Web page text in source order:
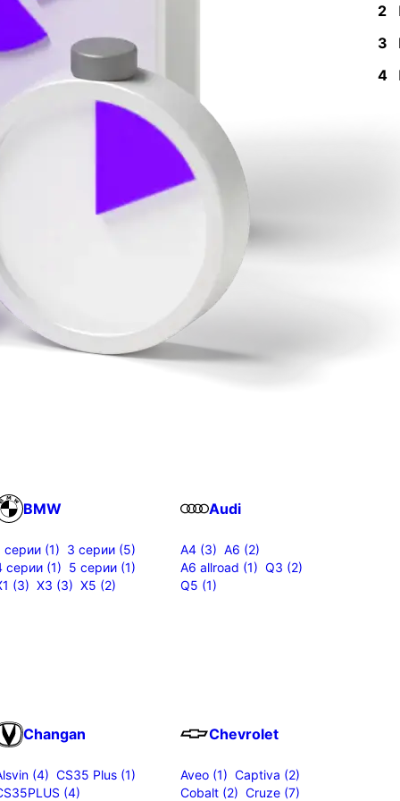
2
3
4
BMW
серии (1) 3 серии (5)
серии (1) 5 серии (1)
(3) X3 (3) X5 (2)
Audi
A4 (3) A6 (2)
A6 allroad (1) Q3 (2)
Q5 (1)
Changan
(4) CS35 Plus (1)
(4)
Chevrolet
Aveo (1) Captiva (2)
Cobalt (2) Cruze (7)